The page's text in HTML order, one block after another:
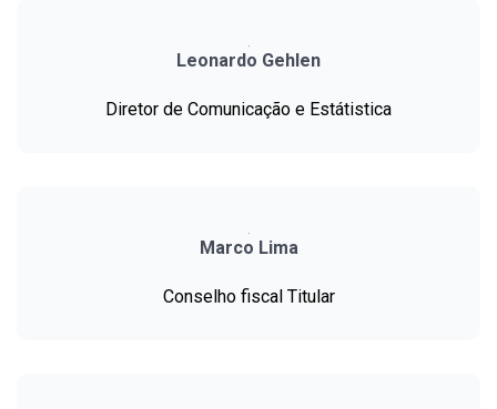
Leonardo Gehlen
Diretor de Comunicação e Estátistica
Marco Lima
Conselho fiscal Titular